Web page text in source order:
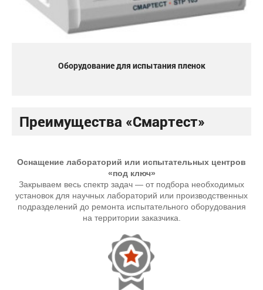
Оборудование для испытания пленок
Преимущества «Смартест»
Оснащение лабораторий или испытательных центров
«под ключ»
Закрываем весь спектр задач — от подбора необходимых
установок для научных лабораторий или производственных
подразделений до ремонта испытательного оборудования
на территории заказчика.